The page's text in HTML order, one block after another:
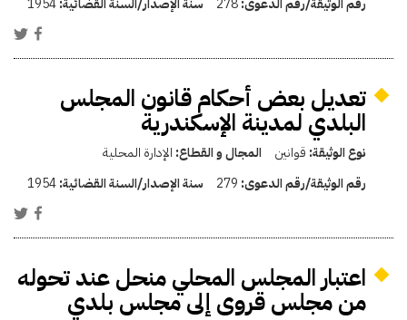
تعديل بعض أحكام قانون المجلس
البلدي لمدينة الإسكندرية
نوع الوثيقة: قوانين المجال و القطاع: الإدارة المحلية
رقم الوثيقة/رقم الدعوى: 279 سنة الإصدار/السنة القضائية:1954
اعتبار المجلس المحلي منحل عند تحوله
من مجلس قروى إلى مجلس بلدي